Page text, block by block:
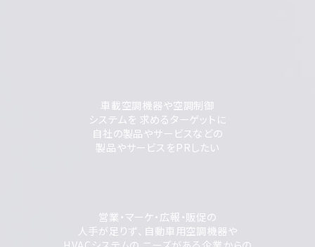
車載空調機器や空調制御
システムを 求めるターゲットに
自社の製品やサービスなどの
製品やサービスをPRしたい
営業・マーケ・広報・販促の
人手が足りず、自動車用空調機器や